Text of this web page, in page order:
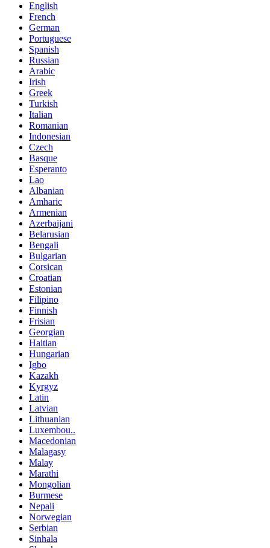
English
French
German
Portuguese
Spanish
Russian
Arabic
Irish
Greek
Turkish
Italian
Romanian
Indonesian
Czech
Basque
Esperanto
Lao
Albanian
Amharic
Armenian
Azerbaijani
Belarusian
Bengali
Bulgarian
Corsican
Croatian
Estonian
Filipino
Finnish
Frisian
Georgian
Haitian
Hungarian
Igbo
Kazakh
Kyrgyz
Latin
Latvian
Lithuanian
Luxembou..
Macedonian
Malagasy
Malay
Marathi
Mongolian
Burmese
Nepali
Norwegian
Serbian
Sinhala